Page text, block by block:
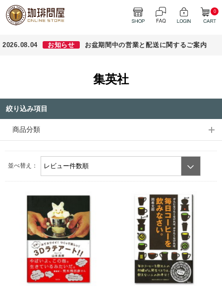
0
2026.08.04 お知らせ お盆期間中の営業と配送に関するご案内
集英社
絞り込み項目
商品分類
並べ替え：